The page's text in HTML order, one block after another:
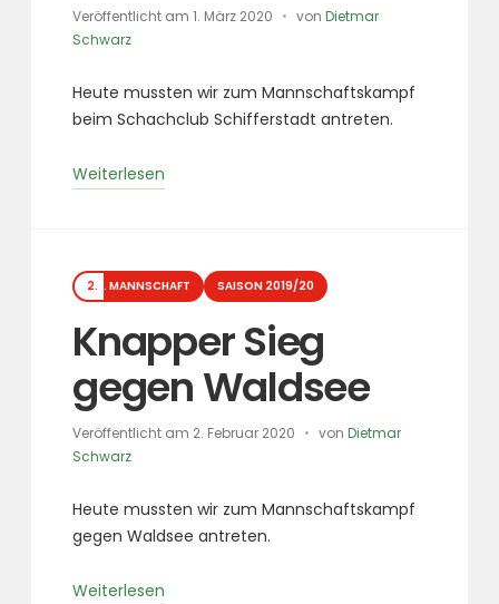
Veröffentlicht am1. März 2020 vonDietmar
Schwarz
Heute mussten wir zum Mannschaftskampf
beim Schachclub Schifferstadt antreten.
Weiterlesen
Sieg
ein“
Kategorien
2. MANNSCHAFT SAISON 2019/20
Knapper Sieg
gegen Waldsee
Veröffentlicht am 2. Februar 2020 vonDietmar
Schwarz
Heute mussten wir zum Mannschaftskampf
gegen Waldsee antreten.
Weiterlesen